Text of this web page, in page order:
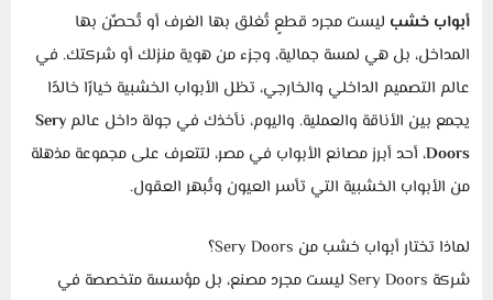
أبواب خشب ليست مجرد قطعٍ تُغلق بها الغرف أو تُحصِّن بها
المداخل، بل هي لمسة جمالية، وجزء من هوية منزلك أو شركتك. في
عالم التصميم الداخلي والخارجي، تظل الأبواب الخشبية خيارًا خالدًا
يجمع بين الأناقة والعملية. واليوم، نأخذك في جولة داخل عالم Sery
Doors، أحد أبرز مصانع الأبواب في مصر، لتتعرف على مجموعة مذهلة
من الأبواب الخشبية التي تأسر العيون وتُبهر العقول.
لماذا تختار أبواب خشب من Sery Doors؟
شركة Sery Doors ليست مجرد مصنع، بل مؤسسة متخصصة في